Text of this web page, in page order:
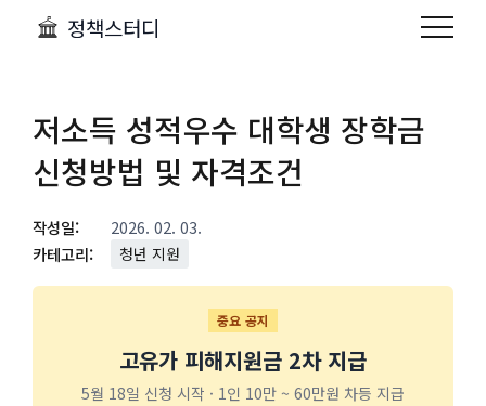
정책스터디
저소득 성적우수 대학생 장학금
신청방법 및 자격조건
작성일:
2026. 02. 03.
카테고리:
청년 지원
중요 공지
고유가 피해지원금 2차 지급
5월 18일 신청 시작 · 1인 10만 ~ 60만원 차등 지급